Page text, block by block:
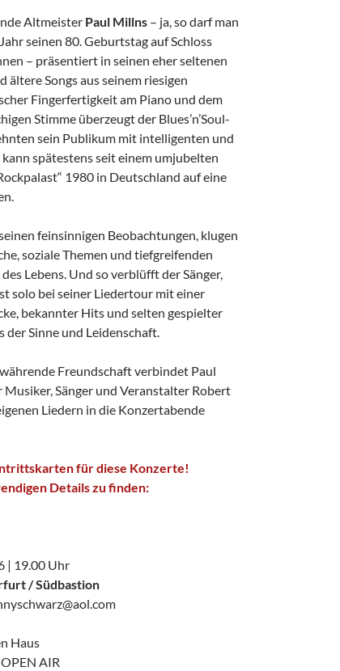
Altmeister Paul Millns – ja, so darf man
seinen 80. Geburtstag auf Schloss
– präsentiert in seinen eher seltenen
ältere Songs aus seinem riesigen
Fingerfertigkeit am Piano und dem
Stimme überzeugt der Blues’n’Soul-
sein Publikum mit intelligenten und
spätestens seit einem umjubelten
1980 in Deutschland auf eine
feinsinnigen Beobachtungen, klugen
soziale Themen und tiefgreifenden
Lebens. Und so verblüfft der Sänger,
solo bei seiner Liedertour mit einer
bekannter Hits und selten gespielter
der Sinne und Leidenschaft.
Freundschaft verbindet Paul
Sänger und Veranstalter Robert
Liedern in die Konzertabende
für diese Konzerte!
Details zu finden:
| 19.00 Uhr
/ Südbastion
Haus
AIR